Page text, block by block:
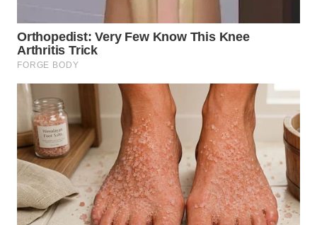
WN
DEPOK
WN
TAPANULI
UTARA
WN
SAMOSIR
WN
PADANG